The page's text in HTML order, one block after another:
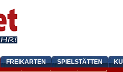
FREIKARTEN SPIELSTÄTTEN